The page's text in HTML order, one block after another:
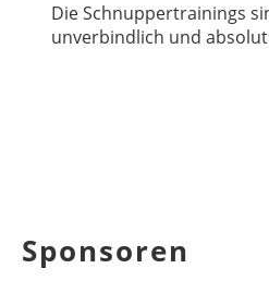
Die Schnuppertrainings
unverbindlich und
Sponsoren